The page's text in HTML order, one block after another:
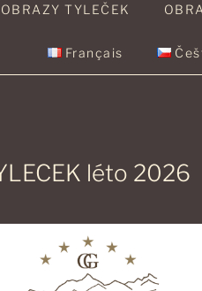
OBRAZY TYLEČEK
Français
léto 2026